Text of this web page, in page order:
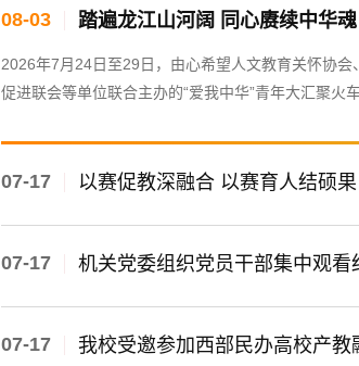
08-03
2026年7月24日至29日，由心希望人文教育关怀协
促进联会等单位联合主办的“爱我中华”青年大汇聚火
行”开展研学实践。西安明德理工学院50名师生全程
系，以山河为课堂，开展融合红色寻史、工业研学、
07-17
07-17
07-17